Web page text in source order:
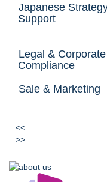
Japanese
Support
Legal & Corporate
Compliance
Sale & Marketing
<<
>>